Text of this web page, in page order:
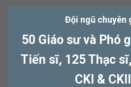
Đội ngũ chuyên
50 Giáo sư và Phó
Tiến sĩ, 125 Thạc
CKI & CKII